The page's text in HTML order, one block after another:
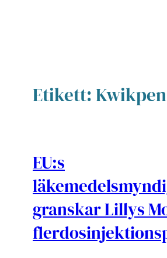
Etikett:Kwikpen
EU:s
granskar Lillys